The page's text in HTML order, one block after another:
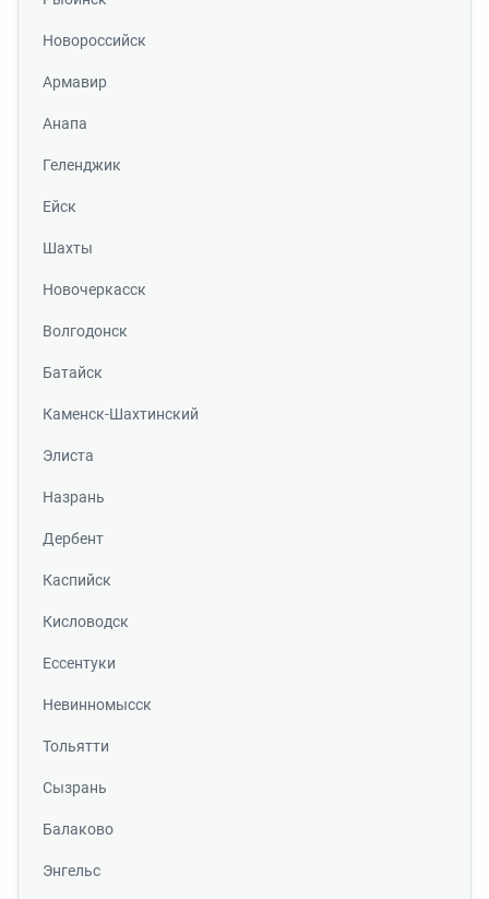
Новороссийск
Армавир
Анапа
Геленджик
Ейск
Шахты
Новочеркасск
Волгодонск
Батайск
Каменск-Шахтинский
Элиста
Назрань
Дербент
Каспийск
Кисловодск
Ессентуки
Невинномысск
Тольятти
Сызрань
Балаково
Энгельс